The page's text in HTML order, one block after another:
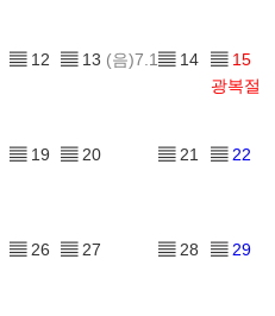
▤ 12 ▤ 13 (음)7.1▤ 14 ▤ 15
광복절
▤ 19 ▤ 20 ▤ 21 ▤ 22
▤ 26 ▤ 27 ▤ 28 ▤ 29